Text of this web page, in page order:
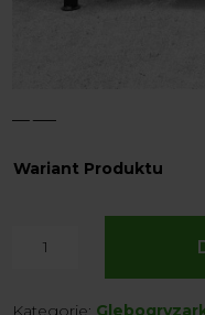
4
Wariant Produktu
Kategorie: